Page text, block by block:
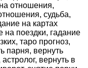
отношения,
судьба,
на картах
на поездки, гадание
таро прогноз,
парня, вернуть
вернуть в